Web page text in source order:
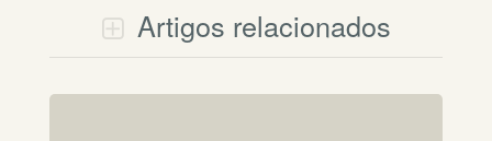
Artigos relacionados